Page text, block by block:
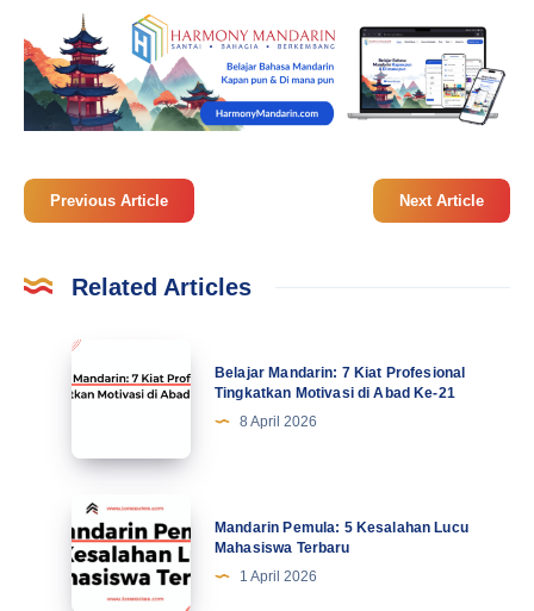
Previous Article Next Article
Related Articles
Belajar
Mandarin:
Profesional
Tingkatkan
Motivasi
di
Abad
Belajar Mandarin: 7 Kiat Profesional
Tingkatkan Motivasi di Abad Ke-21
8 April 2026
Mandarin
Pemula:
5
Kesalahan
Mandarin Pemula: 5 Kesalahan Lucu
Mahasiswa Terbaru
1 April 2026